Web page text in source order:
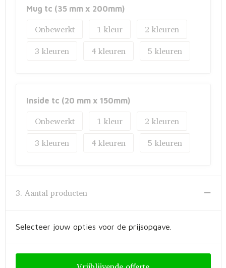
Mug tc (35 mm x 200mm)
Onbewerkt 1
2
3
4 5
Inside tc (20 mm x 150mm)
Onbewerkt 1
2
3
4 5
3. Aantal producten
Selecteer jouw opties voor de prijsopgave.